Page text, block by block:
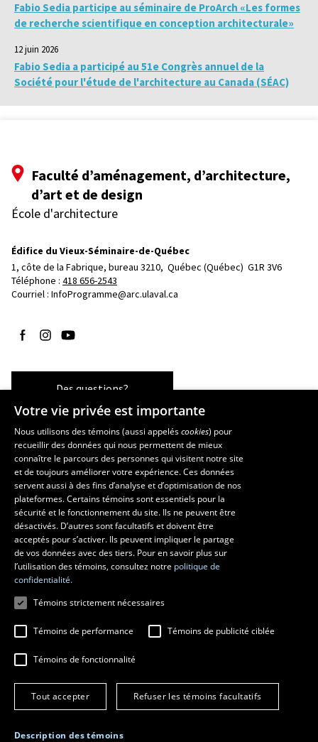
Fabio Sedia participe au séminaire de ProArch «Les formes
de recherche scientifique en conception architecturale»
12 juin 2026
Fabio Sedia a participé au 51e Congrès annuel de la
Société pour l'étude de l'architecture au Canada (SÉAC)
Faculté d’aménagement, d’architecture,
d’art et de design
École d'architecture
Édifice du Vieux-Séminaire-de-Québec
1, côte de la Fabrique, bureau 3210, Québec (Québec)  G1R 3V6
Téléphone : 418 656-2543
Courriel : InfoProgramme@arc.ulaval.ca
Suivez-nous sur Facebook
Suivez-nous sur Instagram
Suivez-nous sur YouTube
Des questions?
Les écoles et la recherche
École d’art
École supérieure d’aménagement du territoire et de développement
régional
École de design
Centre de recherche en aménagement et développement
© 2026 Université Laval
Tous droits réservés
Conditions générales d'utilisation
Fraude en ligne
Votre vie privée est importante
Nous utilisons des témoins (aussi appeléscookies) pour
recueillir des données qui nous permettent de mieux
connaître le parcours des personnes qui visitent notre site
et de toujours améliorer votre expérience. Ces données
servent aussi à des fins d’analyse et d’optimisation de nos
plateformes. Certains témoins sont essentiels pour la
sécurité et le fonctionnement du site. Ils ne peuvent être
désactivés. D’autres sont facultatifs et doivent être
acceptés pour s’activer. Ils peuvent impliquer le partage
de vos données avec des tiers. Pour en savoir plus sur
l’utilisation des témoins, consultez notre politique de
confidentialité.
Témoins strictement nécessaires
Témoins de performance Témoins de publicité ciblée
Témoins de fonctionnalité
Tout accepter Refuser les témoins facultatifs
Description des témoins